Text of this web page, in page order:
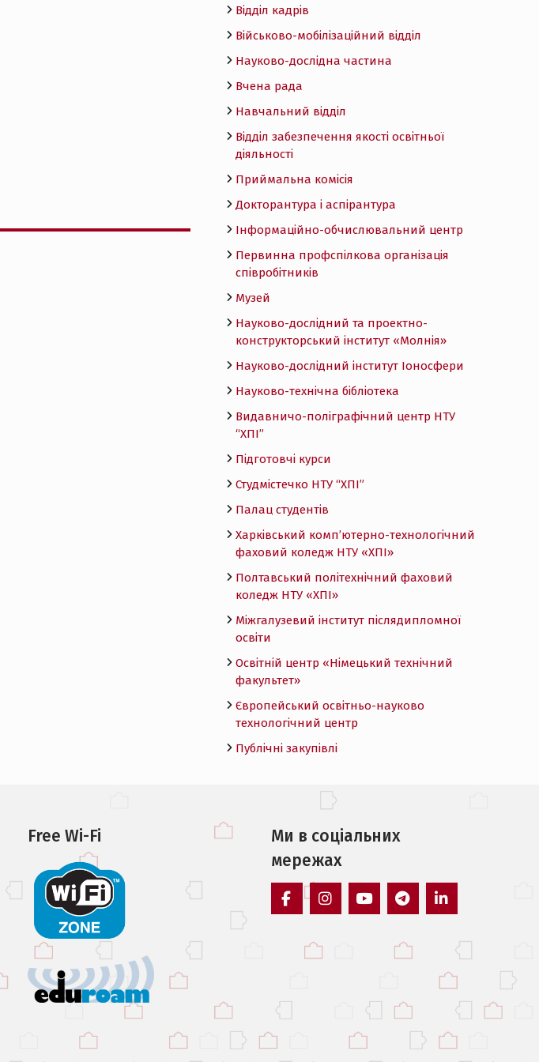
Відділ кадрів
Військово-мобілізаційний відділ
Науково-дослідна частина
Вчена рада
Навчальний відділ
Відділ забезпечення якості освітньої
діяльності
Приймальна комісія
Докторантура і аспірантура
Інформаційно-обчислювальний центр
Первинна профспілкова організація
співробітників
Музей
Науково-дослідний та проектно-
конструкторський інститут «Молнія»
Науково-дослідний інститут Іоносфери
Науково-технічна бібліотека
Видавничо-поліграфічний центр НТУ
“ХПІ”
Підготовчі курси
Студмістечко НТУ “ХПІ”
Палац студентів
Харківський комп’ютерно-технологічний
фаховий коледж НТУ «ХПI»
Полтавський політехнічний фаховий
коледж НТУ «ХПI»
Міжгалузевий інститут післядипломної
освіти
Освітній центр «Німецький технічний
факультет»
Європейський освітньо-науково
технологічний центр
Публічні закупівлі
Free Wi-Fi
Ми в соцiальних
мережах